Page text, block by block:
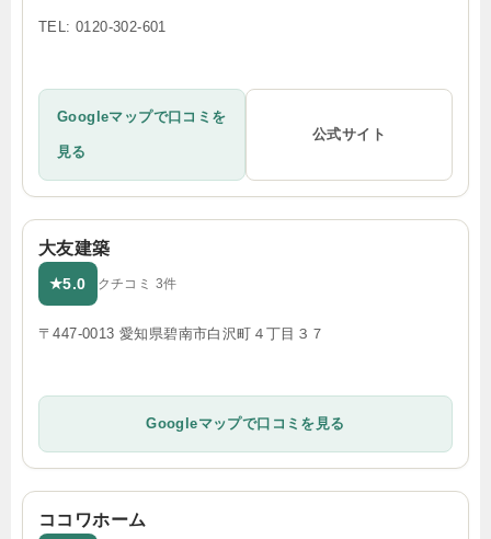
TEL: 0120-302-601
Googleマップで口コミを
見る
公式サイト
大友建築
★5.0 クチコミ 3件
〒447-0013 愛知県碧南市白沢町４丁目３７
Googleマップで口コミを見る
ココワホーム